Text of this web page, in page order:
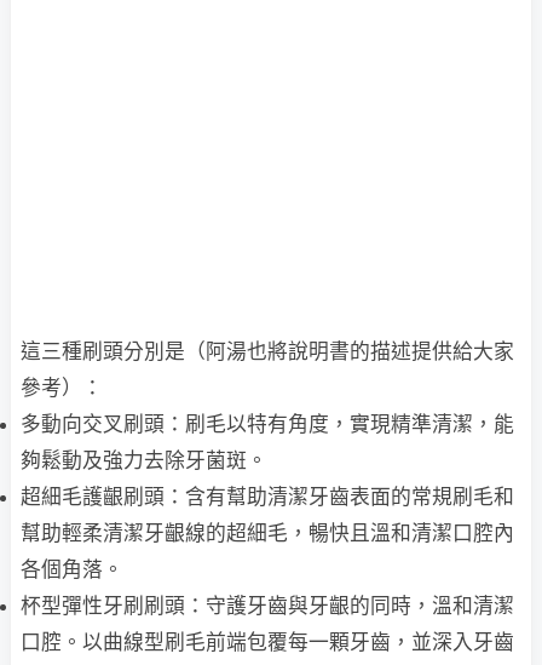
這三種刷頭分別是（阿湯也將說明書的描述提供給大家
參考）：
多動向交叉刷頭：刷毛以特有角度，實現精準清潔，能
夠鬆動及強力去除牙菌斑。
超細毛護齦刷頭：含有幫助清潔牙齒表面的常規刷毛和
幫助輕柔清潔牙齦線的超細毛，暢快且溫和清潔口腔內
各個角落。
杯型彈性牙刷刷頭：守護牙齒與牙齦的同時，溫和清潔
口腔。以曲線型刷毛前端包覆每一顆牙齒，並深入牙齒